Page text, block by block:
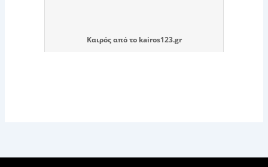
Καιρόςαπό το kairos123.gr